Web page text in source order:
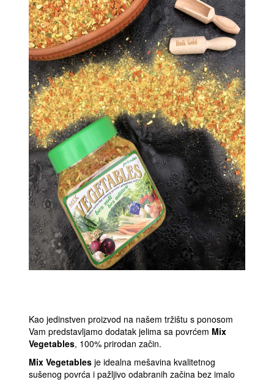
Kao jedinstven proizvod na našem tržištu s ponosom
Vam predstavljamo dodatak jelima sa povrćem Mix
Vegetables, 100% prirodan začin.
Mix Vegetables je idealna mešavina kvalitetnog
sušenog povrća i pažljivo odabranih začina bez imalo